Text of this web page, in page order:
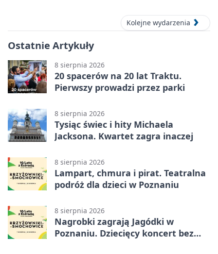
Kolejne wydarzenia
Ostatnie Artykuły
8 sierpnia 2026
20 spacerów na 20 lat Traktu.
Pierwszy prowadzi przez parki
8 sierpnia 2026
Tysiąc świec i hity Michaela
Jacksona. Kwartet zagra inaczej
8 sierpnia 2026
Lampart, chmura i pirat. Teatralna
podróż dla dzieci w Poznaniu
8 sierpnia 2026
Nagrobki zagrają Jagódki w
Poznaniu. Dziecięcy koncert bez